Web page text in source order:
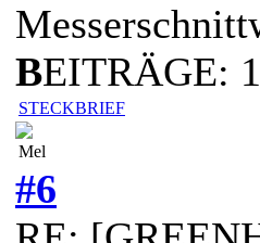
BEITRÄGE:
STECKBRIEF
Mel
#6